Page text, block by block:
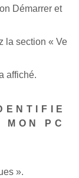
Démarrer⁤ et
la section « Ve
affiché.
MON PC
».